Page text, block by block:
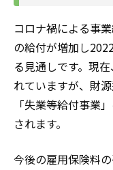
コロナ禍による事
の給付が増加し
る見通しです。現
れていますが、財
「失業等給付事業
されます。
今後の雇用保険料